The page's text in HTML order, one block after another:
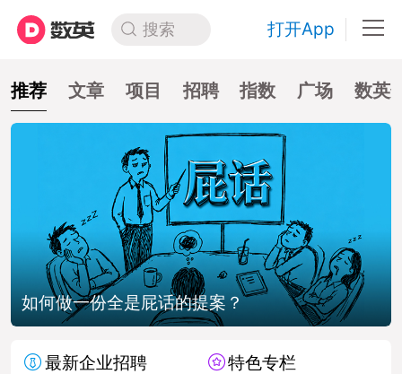
搜索 打开App
推荐 文章 项目 招聘 指数 广场 数英
做一份全是屁话的提案？
最新企业招聘 特色专栏